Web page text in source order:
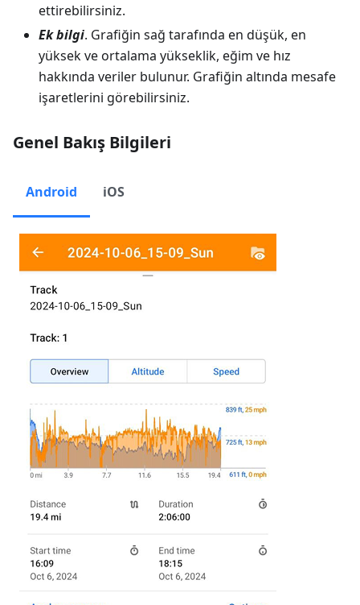
ettirebilirsiniz.
Ek bilgi. Grafiğin sağ tarafında en düşük, en
yüksek ve ortalama yükseklik, eğim ve hız
hakkında veriler bulunur. Grafiğin altında mesafe
işaretlerini görebilirsiniz.
Genel Bakış Bilgileri
Android iOS